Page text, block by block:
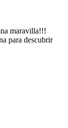
maravilla!!!
para descubrir